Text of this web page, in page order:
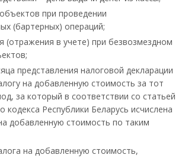
при проведении
(бартерных) операций;
(отражения в учете) при безвозмездном
представления налоговой декларации
на добавленную стоимость за тот
за который в соответствии со статьей
кодекса Республики Беларусь исчислена
добавленную стоимость по таким
на добавленную стоимость,